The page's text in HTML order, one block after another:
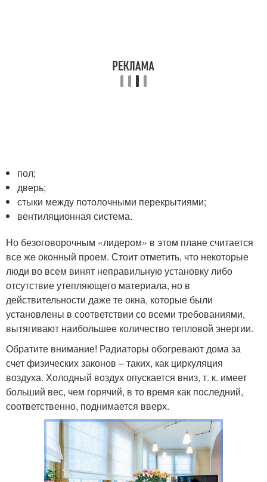
пол;
дверь;
стыки между потолочными перекрытиями;
вентиляционная система.
Но безоговорочным «лидером» в этом плане считается
все же оконный проем. Стоит отметить, что некоторые
люди во всем винят неправильную установку либо
отсутствие утепляющего материала, но в
действительности даже те окна, которые были
установлены в соответствии со всеми требованиями,
вытягивают наибольшее количество тепловой энергии.
Обратите внимание! Радиаторы обогревают дома за
счет физических законов – таких, как циркуляция
воздуха. Холодный воздух опускается вниз, т. к. имеет
больший вес, чем горячий, в то время как последний,
соответственно, поднимается вверх.